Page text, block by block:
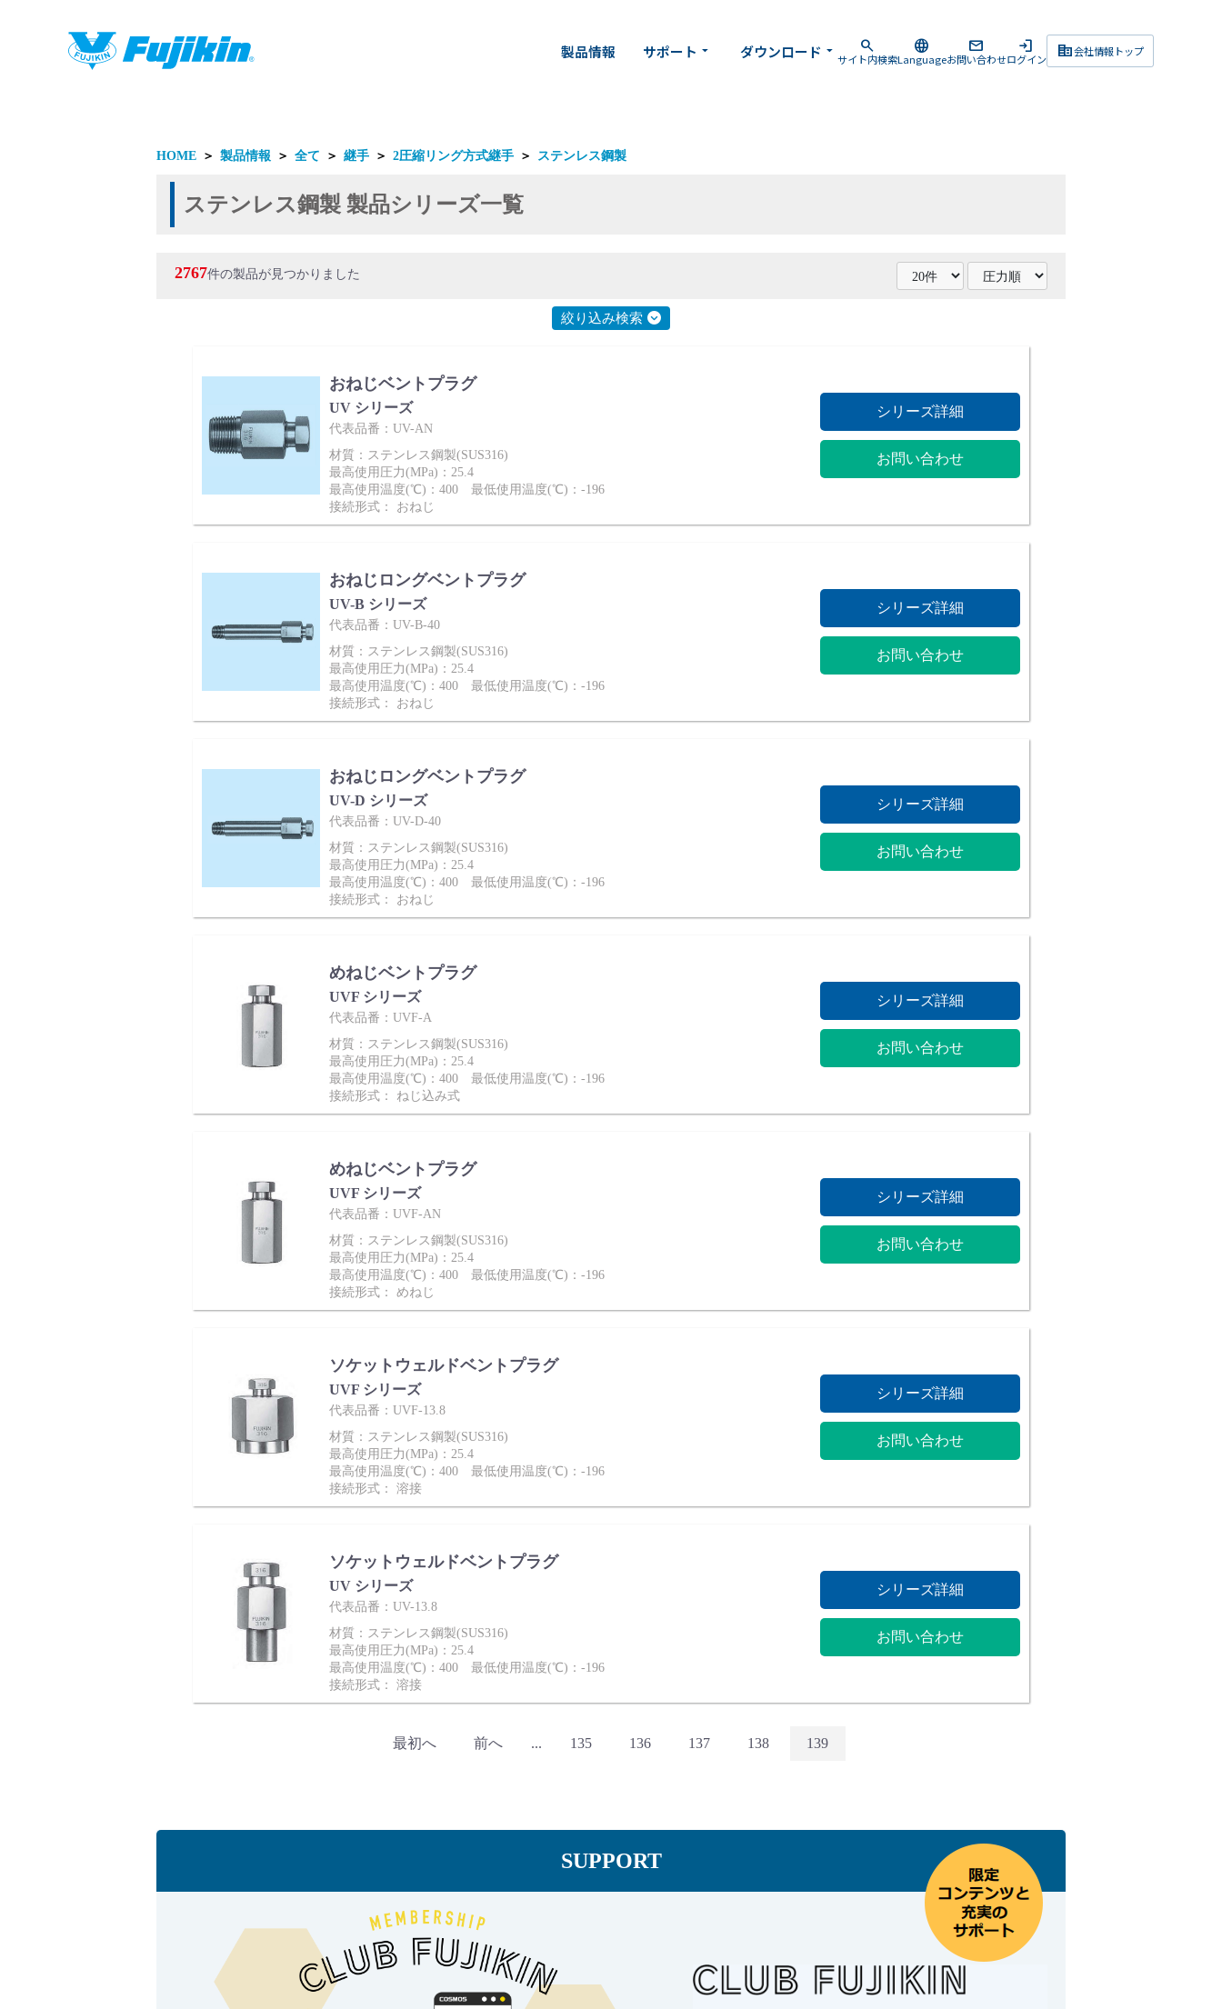
corporate_fare会社情報トップ
search
サイト内検索
language
Language
mail
お問い合わせ
login
ログイン
製品情報 サポート arrow_drop_down ダウンロード arrow_drop_down
バルブ・継手・システムを探す
ダウンロード
サポート
ログイン
製品情報
HOME ＞ 製品情報 ＞ 全て ＞ 継手 ＞ 2圧縮リング方式継手 ＞ ステンレス鋼製
ステンレス鋼製 製品シリーズ一覧
2767件の製品が見つかりました
絞り込み検索
おねじベントプラグ
UV シリーズ
代表品番：UV-AN
材質：ステンレス鋼製(SUS316)
最高使用圧力(MPa)：25.4
最高使用温度(℃)：400 最低使用温度(℃)：-196
接続形式： おねじ
シリーズ詳細
お問い合わせ
おねじロングベントプラグ
UV-B シリーズ
代表品番：UV-B-40
材質：ステンレス鋼製(SUS316)
最高使用圧力(MPa)：25.4
最高使用温度(℃)：400 最低使用温度(℃)：-196
接続形式： おねじ
シリーズ詳細
お問い合わせ
おねじロングベントプラグ
UV-D シリーズ
代表品番：UV-D-40
材質：ステンレス鋼製(SUS316)
最高使用圧力(MPa)：25.4
最高使用温度(℃)：400 最低使用温度(℃)：-196
接続形式： おねじ
シリーズ詳細
お問い合わせ
めねじベントプラグ
UVF シリーズ
代表品番：UVF-A
材質：ステンレス鋼製(SUS316)
最高使用圧力(MPa)：25.4
最高使用温度(℃)：400 最低使用温度(℃)：-196
接続形式： ねじ込み式
シリーズ詳細
お問い合わせ
めねじベントプラグ
UVF シリーズ
代表品番：UVF-AN
材質：ステンレス鋼製(SUS316)
最高使用圧力(MPa)：25.4
最高使用温度(℃)：400 最低使用温度(℃)：-196
接続形式： めねじ
シリーズ詳細
お問い合わせ
ソケットウェルドベントプラグ
UVF シリーズ
代表品番：UVF-13.8
材質：ステンレス鋼製(SUS316)
最高使用圧力(MPa)：25.4
最高使用温度(℃)：400 最低使用温度(℃)：-196
接続形式： 溶接
シリーズ詳細
お問い合わせ
ソケットウェルドベントプラグ
UV シリーズ
代表品番：UV-13.8
材質：ステンレス鋼製(SUS316)
最高使用圧力(MPa)：25.4
最高使用温度(℃)：400 最低使用温度(℃)：-196
接続形式： 溶接
シリーズ詳細
お問い合わせ
最初へ 前へ ... 135 136 137 138 139
SUPPORT